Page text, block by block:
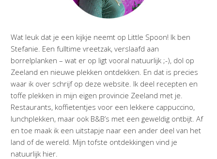
Wat leuk dat je een kijkje neemt op Little Spoon! Ik ben
Stefanie. Een fulltime vreetzak, verslaafd aan
borrelplanken – wat er op ligt vooral natuurlijk ;-), dol op
Zeeland en nieuwe plekken ontdekken. En dat is precies
waar ik over schrijf op deze website. Ik deel recepten en
toffe plekken in mijn eigen provincie Zeeland met je.
Restaurants, koffietentjes voor een lekkere cappuccino,
lunchplekken, maar ook B&B’s met een geweldig ontbijt. Af
en toe maak ik een uitstapje naar een ander deel van het
land of de wereld. Mijn tofste ontdekkingen vind je
natuurlijk hier.